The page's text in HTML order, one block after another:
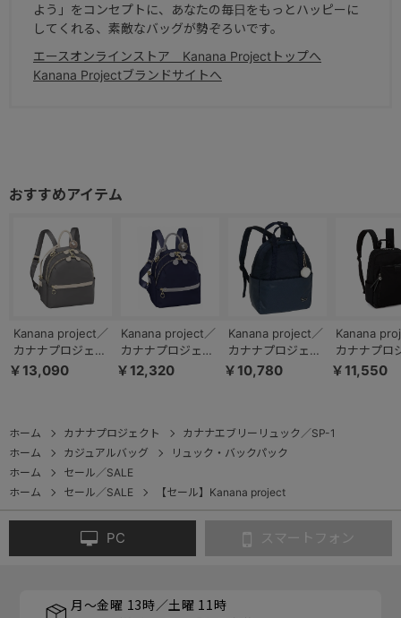
よう」をコンセプトに、あなたの毎日をもっとハッピーに
してくれる、素敵なバッグが勢ぞろいです。
エースオンラインストア Kanana Projectトップへ
Kanana Projectブランドサイトへ
Kanana project／
カナナプロジェク
ト PJ-17 リュック
￥13,090
Kanana project／
カナナプロジェク
ト PJ-17 リュック
￥12,320
Kanana project／
カナナプロジェク
ト ストロール リ
￥10,780
Kanana
カナナプロ
ト ECD-1
￥11,550
ホーム カナナプロジェクト
カナナエブリーリュック／SP-1
ホーム
カジュアルバッグ
リュック・バックパック
ホーム
セール／SALE
ホーム
セール／SALE 【セール】Kanana project
PC スマートフォン
月～金曜 13時／土曜 11時